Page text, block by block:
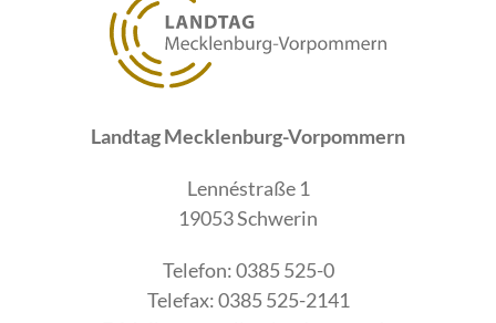
Landtag Mecklenburg-Vorpommern
Lennéstraße 1
19053 Schwerin
Telefon: 0385 525-0
Telefax: 0385 525-2141